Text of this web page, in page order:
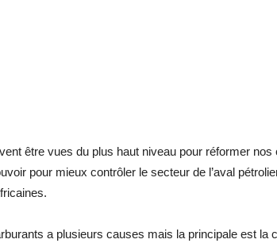
être vues du plus haut niveau pour réformer
pour mieux contrôler le secteur de l’aval
a plusieurs causes mais la principale est la